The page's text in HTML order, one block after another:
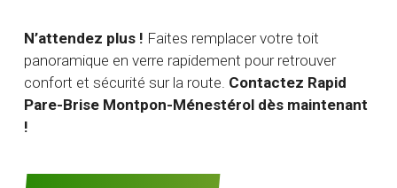
N’attendez plus ! Faites remplacer votre toit
panoramique en verre rapidement pour retrouver
confort et sécurité sur la route. Contactez Rapid
Pare-Brise Montpon-Ménestérol dès maintenant
!